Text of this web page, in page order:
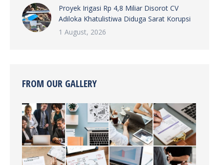
Proyek Irigasi Rp 4,8 Miliar Disorot CV
Adiloka Khatulistiwa Diduga Sarat Korupsi
1 August, 2026
FROM OUR GALLERY